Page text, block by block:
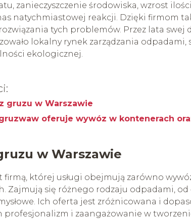
zanieczyszczenie środowiska, wzrost
natychmiastowej reakcji. Dzięki firmom
tych problemów. Przez lata swej
lokalny rynek zarządzania
ekologicznej.
gruzu w Warszawie
oferuje wywóz w kontenerach
w Warszawie
firmą, której usługi obejmują zarówno
Zajmują się różnego rodzaju odpadami,
Ich oferta jest zróżnicowana i
profesjonalizm i zaangażowanie w